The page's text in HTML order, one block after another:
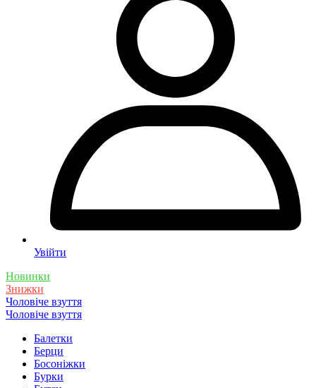
Увійти
Новинки
Знижки
Чоловіче взуття
Чоловіче взуття
Балетки
Берци
Босоніжки
Бурки